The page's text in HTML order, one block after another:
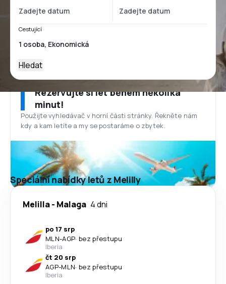
Cestující
Hledat
Rezervujte si let během několika
minut!
Použijte vyhledávač v horní části stránky. Řekněte nám
kdy a kam letíte a my se postaráme o zbytek.
Speciální nabídky letů z Melilly
Melilla- Malaga 4 dni
po 17 srp
MLN-AGP· bez přestupu
Iberia
čt 20 srp
AGP-MLN· bez přestupu
Iberia